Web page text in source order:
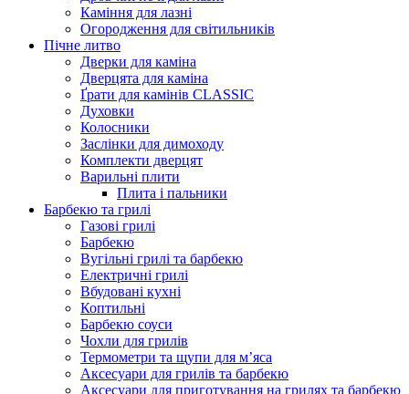
Каміння для лазні
Огородження для світильників
Пічне литво
Дверки для каміна
Дверцята для каміна
Ґрати для камінів CLASSIC
Духовки
Колосники
Заслінки для димоходу
Комплекти дверцят
Варильні плити
Плита і пальники
Барбекю та грилі
Газові грилі
Барбекю
Вугільні грилі та барбекю
Електричні грилі
Вбудовані кухні
Коптильні
Барбекю соуси
Чохли для грилів
Термометри та щупи для м’яса
Аксесуари для грилів та барбекю
Аксесуари для приготування на грилях та барбекю